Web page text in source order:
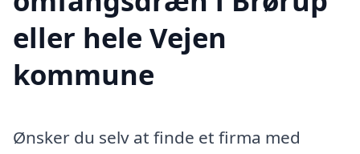
eller hele Vejen
kommune
Ønsker du selv at finde et firma med